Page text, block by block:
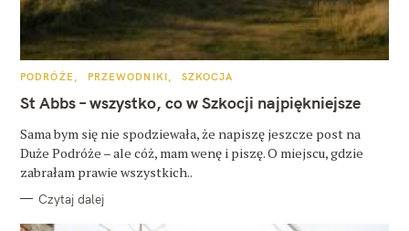
K
T
E
O
R
I
PODRÓŻE PRZEWODNIKI SZKOCJA
St Abbs – wszystko, co w Szkocji najpiękniejsze
Sama bym się nie spodziewała, że napiszę jeszcze post na
Duże Podróże – ale cóż, mam wenę i piszę. O miejscu, gdzie
zabrałam prawie wszystkich..
Czytaj dalej